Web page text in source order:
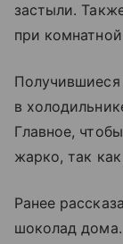
застыли.
при
в
Главное,
жарко, так
Ранее
шоколад дома.